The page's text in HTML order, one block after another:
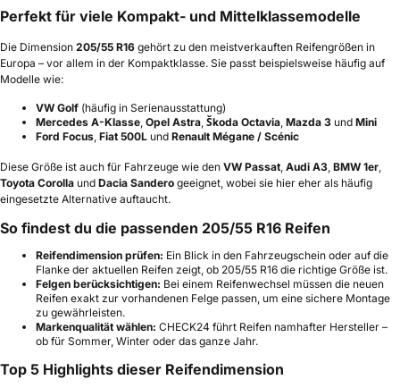
Perfekt für viele Kompakt- und Mittelklassemodelle
Die Dimension 205/55 R16 gehört zu den meistverkauften Reifengrößen in
Europa – vor allem in der Kompaktklasse. Sie passt beispielsweise häufig auf
Modelle wie:
VW Golf (häufig in Serienausstattung)
Mercedes A-Klasse, Opel Astra, Škoda Octavia, Mazda 3 und Mini
Ford Focus, Fiat 500L und Renault Mégane / Scénic
Diese Größe ist auch für Fahrzeuge wie den VW Passat, Audi A3, BMW 1er,
Toyota Corolla und Dacia Sandero geeignet, wobei sie hier eher als häufig
eingesetzte Alternative auftaucht.
So findest du die passenden 205/55 R16 Reifen
Reifendimension prüfen: Ein Blick in den Fahrzeugschein oder auf die
Flanke der aktuellen Reifen zeigt, ob 205/55 R16 die richtige Größe ist.
Felgen berücksichtigen: Bei einem Reifenwechsel müssen die neuen
Reifen exakt zur vorhandenen Felge passen, um eine sichere Montage
zu gewährleisten.
Markenqualität wählen: CHECK24 führt Reifen namhafter Hersteller –
ob für Sommer, Winter oder das ganze Jahr.
Top 5 Highlights dieser Reifendimension